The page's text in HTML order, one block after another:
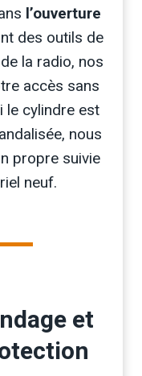
l’ouverture
des outils de
la radio, nos
accès sans
le cylindre est
nous
propre suivie
neuf.
et